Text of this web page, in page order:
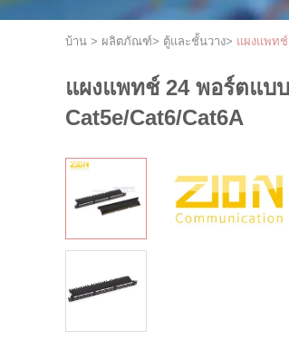
บ้าน > ผลิตภัณฑ์> ตู้และชั้นวาง> แผงแพท
แผงแพทช์ 24 พอร์ตแบ
Cat5e/Cat6/Cat6A